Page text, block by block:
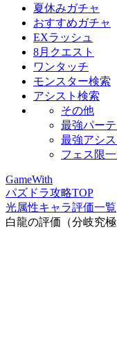
夏休みガチャ
おすすめガチャ
EXラッシュ
8月クエスト
ワンタッチ
モンスター検索
アシスト検索
その他
最強パーテ
最強アシス
フェス限
GameWith
パズドラ攻略TOP
光属性キャラ評価一覧
白龍の評価（分岐究